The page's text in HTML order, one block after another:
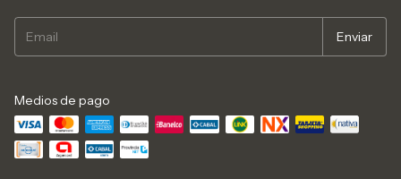
Medios de pago